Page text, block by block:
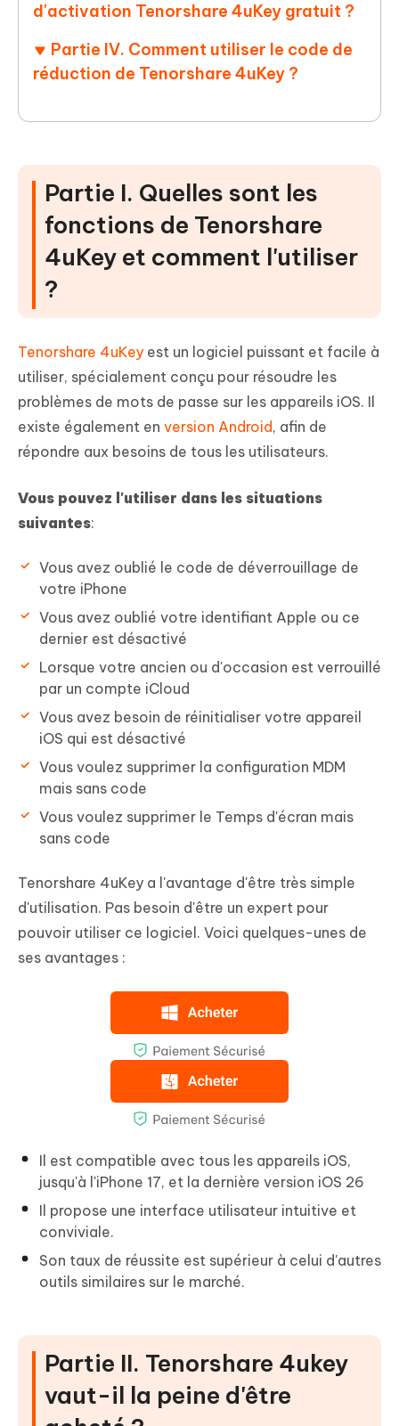
d'activation Tenorshare 4uKey gratuit ?
Partie IV. Comment utiliser le code de
réduction de Tenorshare 4uKey ?
Partie I. Quelles sont les
fonctions de Tenorshare
4uKey et comment l'utiliser
?
Tenorshare 4uKey est un logiciel puissant et facile à
utiliser, spécialement conçu pour résoudre les
problèmes de mots de passe sur les appareils iOS. Il
existe également en version Android, afin de
répondre aux besoins de tous les utilisateurs.
Vous pouvez l'utiliser dans les situations
suivantes:
Vous avez oublié le code de déverrouillage de
votre iPhone
Vous avez oublié votre identifiant Apple ou ce
dernier est désactivé
Lorsque votre ancien ou d'occasion est verrouillé
par un compte iCloud
Vous avez besoin de réinitialiser votre appareil
iOS qui est désactivé
Vous voulez supprimer la configuration MDM
mais sans code
Vous voulez supprimer le Temps d'écran mais
sans code
Tenorshare 4uKey a l'avantage d'être très simple
d'utilisation. Pas besoin d'être un expert pour
pouvoir utiliser ce logiciel. Voici quelques-unes de
ses avantages :
Il est compatible avec tous les appareils iOS,
jusqu'à l'iPhone 17, et la dernière version iOS 26
Il propose une interface utilisateur intuitive et
conviviale.
Son taux de réussite est supérieur à celui d'autres
outils similaires sur le marché.
Partie II. Tenorshare 4ukey
vaut-il la peine d'être